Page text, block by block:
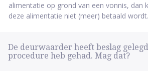
alimentatie op grond van een vonnis,
deze alimentatie niet (meer) betaald wordt.
De deurwaarder heeft beslag
procedure heb gehad. Mag dat?